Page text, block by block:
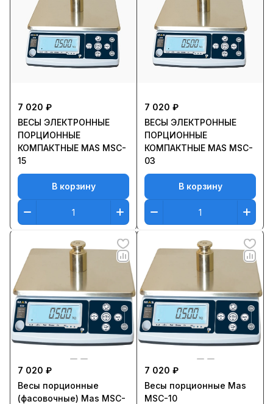
7 020 ₽
ВЕСЫ ЭЛЕКТРОННЫЕ
ПОРЦИОННЫЕ
КОМПАКТНЫЕ MAS MSC-
15
В корзину
7 020 ₽
ВЕСЫ ЭЛЕКТРОННЫЕ
ПОРЦИОННЫЕ
КОМПАКТНЫЕ MAS MSC-
03
В корзину
7 020 ₽
Весы порционные
(фасовочные) Mas MSC-
7 020 ₽
Весы порционные Mas
MSC-10